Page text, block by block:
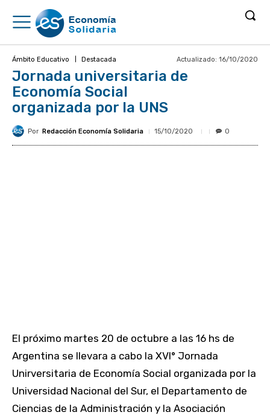
Ámbito Educativo Destacada Actualizado: 16/10/2020
Jornada universitaria de
Economía Social
organizada por la UNS
Por Redacción Economía Solidaria 15/10/2020 0
El próximo martes 20 de octubre a las 16 hs de
Argentina se llevara a cabo la XVI° Jornada
Unirversitaria de Economía Social organizada por la
Universidad Nacional del Sur, el Departamento de
Ciencias de la Administración y la Asociación